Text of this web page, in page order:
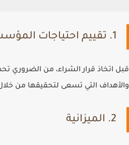
1. تقييم احتياجات المؤسسة
قبل اتخاذ قرار الشراء، من الضروري
والأهداف التي تسعى لتحقيقها من خلال
2. الميزانية